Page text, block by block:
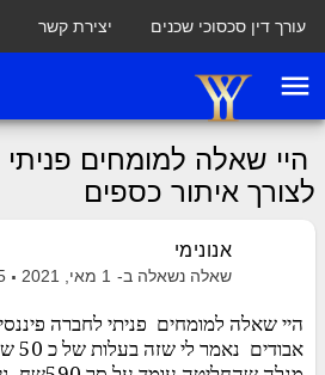
עורך דין סכסוכי שכנים יצירת קשר
menu
היי שאלה למומחים
לצורך איתור כספים
אנונימי
שאלה נשאלה ב- 1 מאי, 2021
היי שאלה למומחים פניתי לחברה